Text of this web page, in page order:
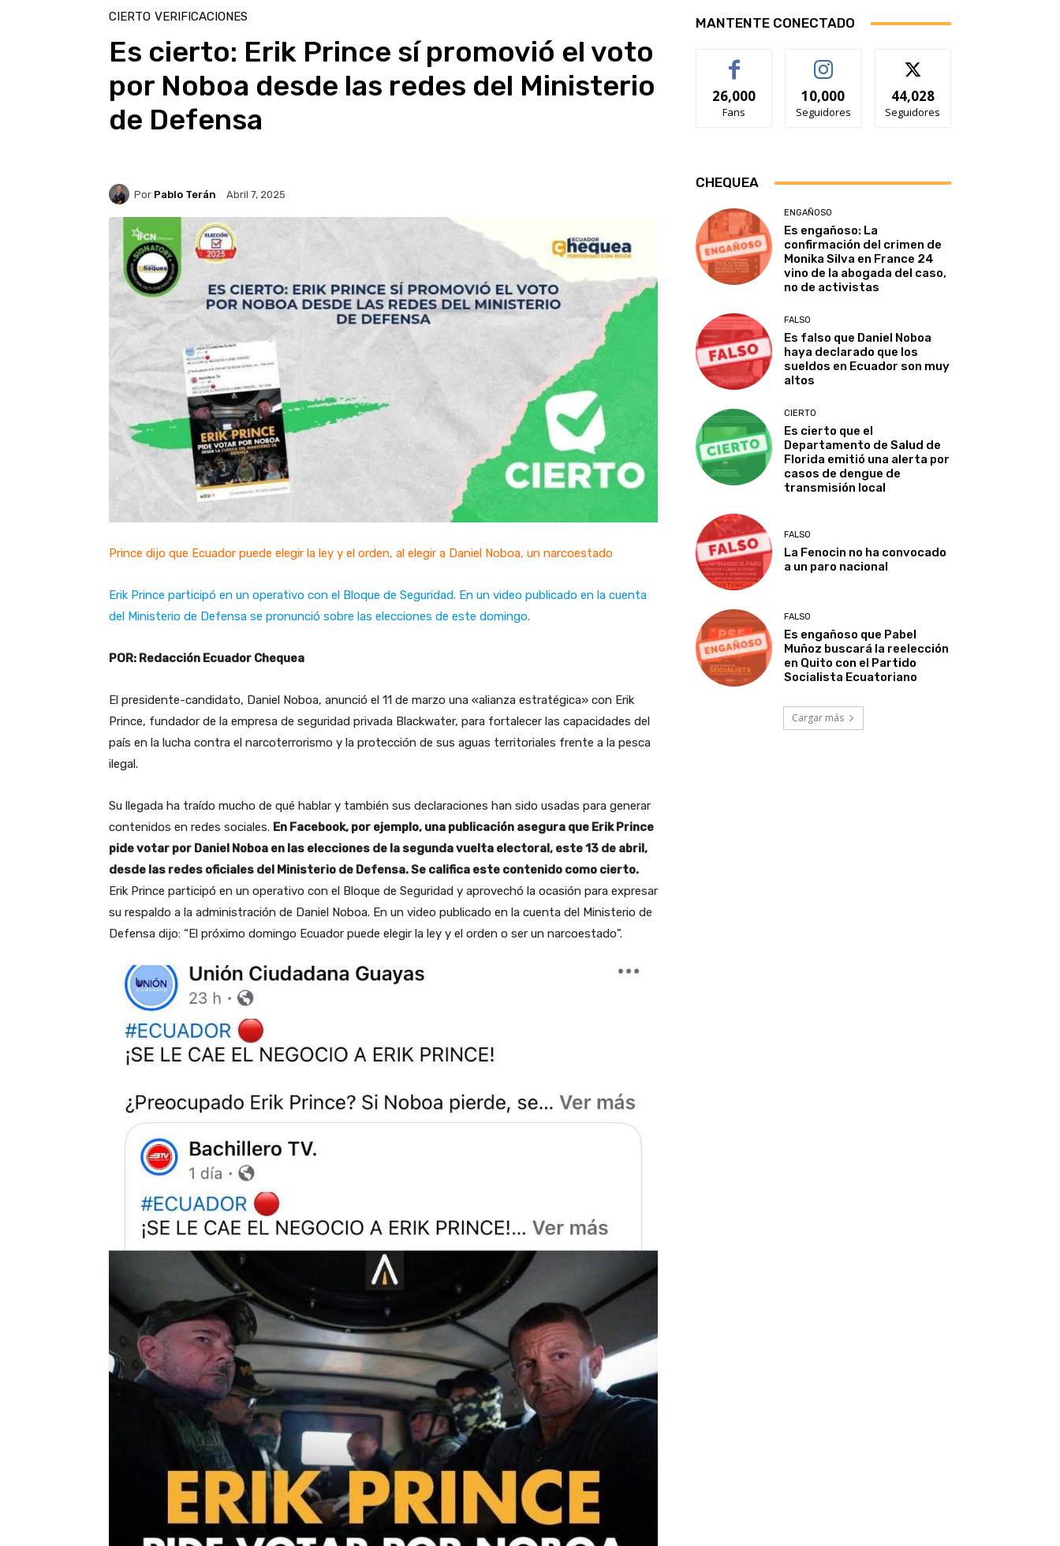
CIERTO VERIFICACIONES
Es cierto: Erik Prince sí promovió el voto
por Noboa desde las redes del Ministerio
de Defensa
Por Pablo Terán Abril 7, 2025
Prince dijo que Ecuador puede elegir la ley y el orden, al elegir a Daniel Noboa, un narcoestado
Erik Prince participó en un operativo con el Bloque de Seguridad. En un video publicado en la cuenta
del Ministerio de Defensa se pronunció sobre las elecciones de este domingo.
POR: Redacción Ecuador Chequea
​El presidente-candidato, Daniel Noboa, anunció el 11 de marzo una «alianza estratégica» con Erik
Prince, fundador de la empresa de seguridad privada Blackwater, para fortalecer las capacidades del
país en la lucha contra el narcoterrorismo y la protección de sus aguas territoriales frente a la pesca
ilegal.
Su llegada ha traído mucho de qué hablar y también sus declaraciones han sido usadas para generar
contenidos en redes sociales. En Facebook, por ejemplo, una publicación asegura que Erik Prince
pide votar por Daniel Noboa en las elecciones de la segunda vuelta electoral, este 13 de abril,
desde las redes oficiales del Ministerio de Defensa. Se califica este contenido como cierto.
Erik Prince participó en un operativo con el Bloque de Seguridad y aprovechó la ocasión para expresar
su respaldo a la administración de Daniel Noboa. En un video publicado en la cuenta del Ministerio de
Defensa dijo: “El próximo domingo Ecuador puede elegir la ley y el orden o ser un narcoestado”.
MANTENTE CONECTADO
26,000
Fans
10,000
Seguidores
44,028
Seguidores
CHEQUEA
ENGAÑOSO
Es engañoso: La
confirmación del crimen de
Monika Silva en France 24
vino de la abogada del caso,
no de activistas
FALSO
Es falso que Daniel Noboa
haya declarado que los
sueldos en Ecuador son muy
altos
CIERTO
Es cierto que el
Departamento de Salud de
Florida emitió una alerta por
casos de dengue de
transmisión local
FALSO
La Fenocin no ha convocado
a un paro nacional
FALSO
Es engañoso que Pabel
Muñoz buscará la reelección
en Quito con el Partido
Socialista Ecuatoriano
Cargar más